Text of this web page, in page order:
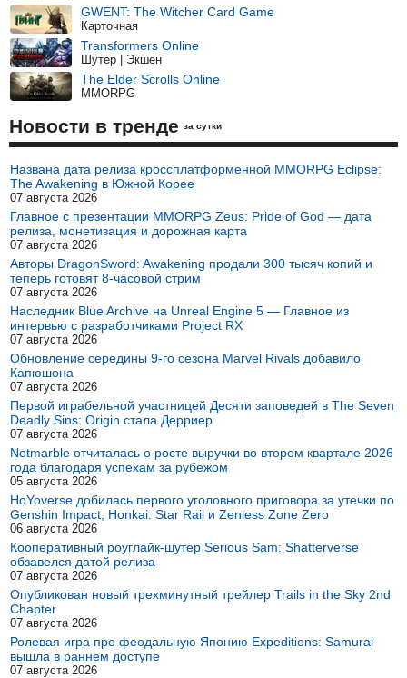
GWENT: The Witcher Card Game
Карточная
Transformers Online
Шутер | Экшен
The Elder Scrolls Online
MMORPG
Новости в тренде за сутки
Названа дата релиза кроссплатформенной MMORPG Eclipse:
The Awakening в Южной Корее
07 августа 2026
Главное с презентации MMORPG Zeus: Pride of God — дата
релиза, монетизация и дорожная карта
07 августа 2026
Авторы DragonSword: Awakening продали 300 тысяч копий и
теперь готовят 8-часовой стрим
07 августа 2026
Наследник Blue Archive на Unreal Engine 5 — Главное из
интервью с разработчиками Project RX
07 августа 2026
Обновление середины 9-го сезона Marvel Rivals добавило
Капюшона
07 августа 2026
Первой играбельной участницей Десяти заповедей в The Seven
Deadly Sins: Origin стала Дерриер
07 августа 2026
Netmarble отчиталась о росте выручки во втором квартале 2026
года благодаря успехам за рубежом
05 августа 2026
HoYoverse добилась первого уголовного приговора за утечки по
Genshin Impact, Honkai: Star Rail и Zenless Zone Zero
06 августа 2026
Кооперативный роуглайк-шутер Serious Sam: Shatterverse
обзавелся датой релиза
07 августа 2026
Опубликован новый трехминутный трейлер Trails in the Sky 2nd
Chapter
07 августа 2026
Ролевая игра про феодальную Японию Expeditions: Samurai
вышла в раннем доступе
07 августа 2026